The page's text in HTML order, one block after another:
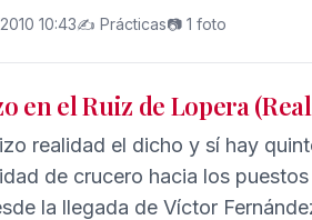
Española de Industrias de
10:43✍️ Prácticas📷 1 foto
en el Ruiz de Lopera
realidad el dicho y sí hay
de crucero hacia los
la llegada de Víctor